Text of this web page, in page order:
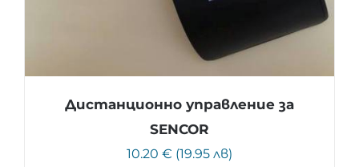
Дистанционно управление за
SENCOR
10.20 € (19.95 лв)